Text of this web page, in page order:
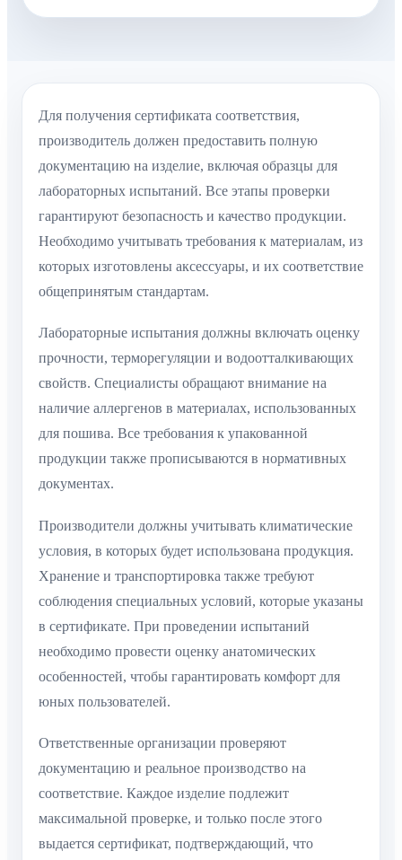
Для получения сертификата соответствия,
производитель должен предоставить полную
документацию на изделие, включая образцы для
лабораторных испытаний. Все этапы проверки
гарантируют безопасность и качество продукции.
Необходимо учитывать требования к материалам, из
которых изготовлены аксессуары, и их соответствие
общепринятым стандартам.
Лабораторные испытания должны включать оценку
прочности, терморегуляции и водоотталкивающих
свойств. Специалисты обращают внимание на
наличие аллергенов в материалах, использованных
для пошива. Все требования к упакованной
продукции также прописываются в нормативных
документах.
Производители должны учитывать климатические
условия, в которых будет использована продукция.
Хранение и транспортировка также требуют
соблюдения специальных условий, которые указаны
в сертификате. При проведении испытаний
необходимо провести оценку анатомических
особенностей, чтобы гарантировать комфорт для
юных пользователей.
Ответственные организации проверяют
документацию и реальное производство на
соответствие. Каждое изделие подлежит
максимальной проверке, и только после этого
выдается сертификат, подтверждающий, что